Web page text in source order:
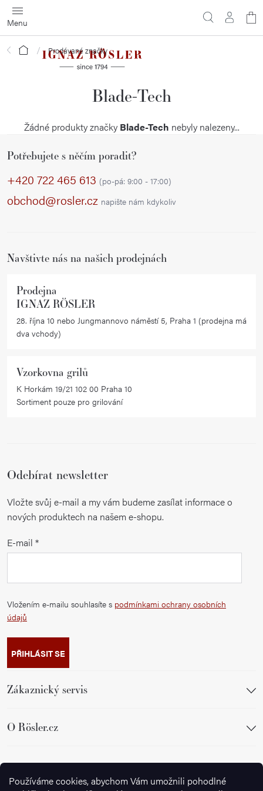
Používáme cookies, abychom Vám umožnili pohodlné
Přejít
na
obsah
Domů Prodávané značky
Blade-Tech
Žádné produkty značky Blade-Tech nebyly nalezeny...
Potřebujete s něčím poradit?
+420 722 465 613 (po-pá: 9:00 - 17:00)
obchod@rosler.cz napište nám kdykoliv
Navštivte nás na našich prodejnách
Prodejna
IGNAZ RÖSLER
28. října 10 nebo Jungmannovo náměstí 5, Praha 1 (prodejna má
dva vchody)
Vzorkovna grilů
K Horkám 19/21 102 00 Praha 10
Sortiment pouze pro grilování
Odebírat newsletter
Vložte svůj e-mail a my vám budeme zasílat informace o
nových produktech na našem e-shopu.
E-mail
Vložením e-mailu souhlasíte s podmínkami ochrany osobních
údajů
PŘIHLÁSIT SE
Zákaznický servis
O Rösler.cz
Sledujte nás